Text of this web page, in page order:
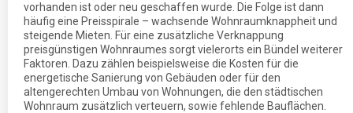
vorhanden ist oder neu geschaffen wurde. Die Folge ist dann
häufig eine Preisspirale – wachsende Wohnraumknappheit und
steigende Mieten. Für eine zusätzliche Verknappung
preisgünstigen Wohnraumes sorgt vielerorts ein Bündel weiterer
Faktoren. Dazu zählen beispielsweise die Kosten für die
energetische Sanierung von Gebäuden oder für den
altengerechten Umbau von Wohnungen, die den städtischen
Wohnraum zusätzlich verteuern, sowie fehlende Bauflächen.